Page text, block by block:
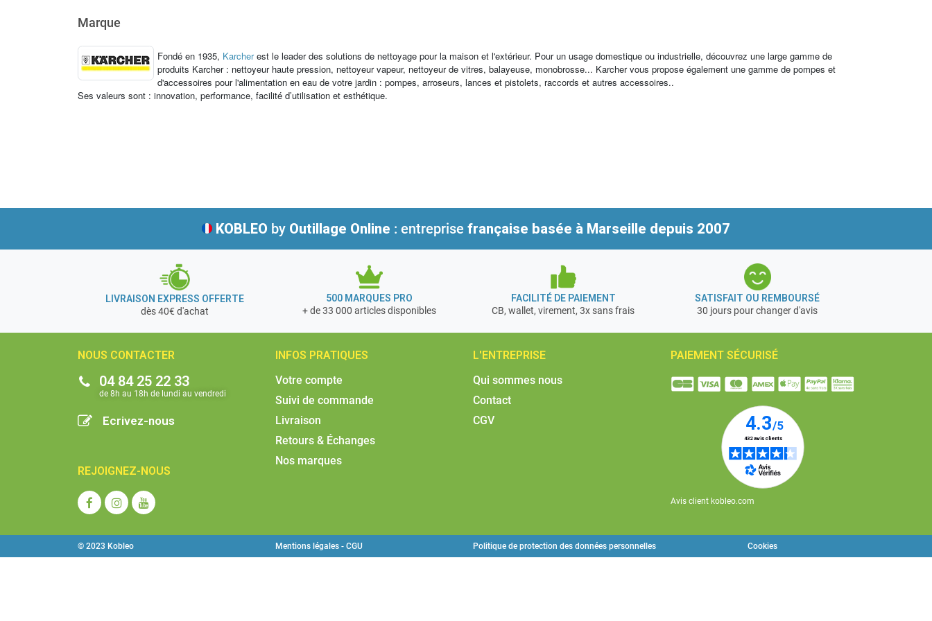
Marque
Fondé en 1935, Karcherest le leader des solutions de nettoyage pour la maison et l'extérieur. Pour un usage domestique ou industrielle, découvrez une large gamme de
produits Karcher : nettoyeur haute pression, nettoyeur vapeur, nettoyeur de vitres, balayeuse, monobrosse... Karcher vous propose également une gamme de pompes et
d'accessoires pour l'alimentation en eau de votre jardin : pompes, arroseurs, lances et pistolets, raccords et autres accessoires..
Ses valeurs sont : innovation, performance, facilité d’utilisation et esthétique.
KOBLEO by Outillage Online : entreprise française basée à Marseille depuis 2007
LIVRAISON EXPRESS OFFERTE
dès 40€ d'achat
500 MARQUES PRO
+ de 33 000 articles disponibles
FACILITÉ DE PAIEMENT
CB, wallet, virement, 3x sans frais
SATISFAIT OU REMBOURSÉ
30 jours pour changer d'avis
NOUS CONTACTER
04 84 25 22 33
de 8h au 18h de lundi au vendredi​
Ecrivez-nous
REJOIGNEZ-NOUS
INFOS PRATIQUES
Votre compte
Suivi de commande
Livraison
Retours & Échanges
Nos marques
L'ENTREPRISE
Qui sommes nous
Contact
CGV
PAIEMENT SÉCURISÉ
Avis client kobleo.com
© 2023 Kobleo Mentions légales - CGU Politique de protection des données personnelles Cookies